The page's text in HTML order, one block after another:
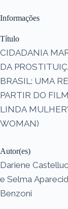
Informações
Título
CIDADANIA
DA
BRASIL: UMA
PARTIR DO
LINDA
WOMAN)
Autor(es)
Dariene
e Selma
Benzoni